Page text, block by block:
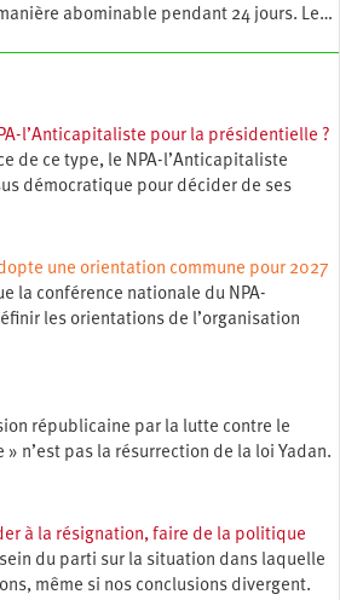
abominable pendant 24 jours. Le…
l’Anticapitaliste pour la présidentielle ?
de ce type, le NPA-l’Anticapitaliste
démocratique pour décider de ses
une orientation commune pour 2027
la conférence nationale du NPA-
les orientations de l’organisation
républicaine par la lutte contre le
n’est pas la résurrection de la loi Yadan.
à la résignation, faire de la politique
du parti sur la situation dans laquelle
même si nos conclusions divergent.